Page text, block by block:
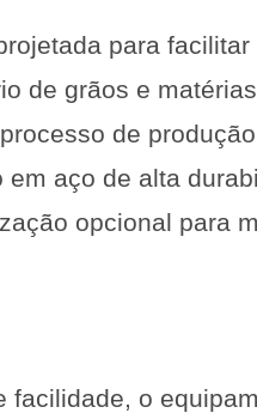
para
de grãos e
de
aço de alta
opcional para
facilidade, o